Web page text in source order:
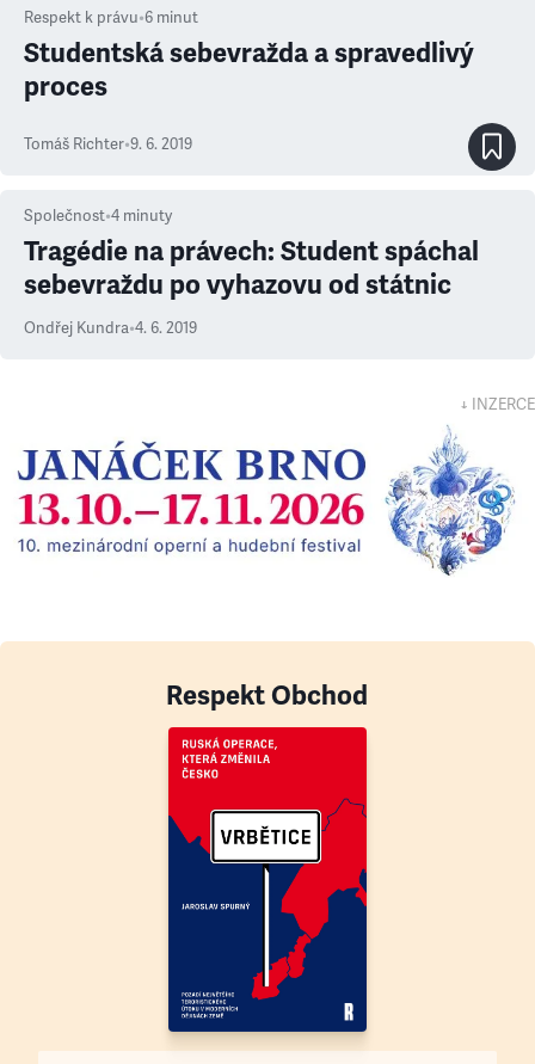
Respekt k právu•6 minut
Studentská sebevražda a spravedlivý
proces
Tomáš Richter•9. 6. 2019
Společnost•4 minuty
Tragédie na právech: Student spáchal
sebevraždu po vyhazovu od státnic
Ondřej Kundra•4. 6. 2019
↓ INZERCE
Respekt Obchod